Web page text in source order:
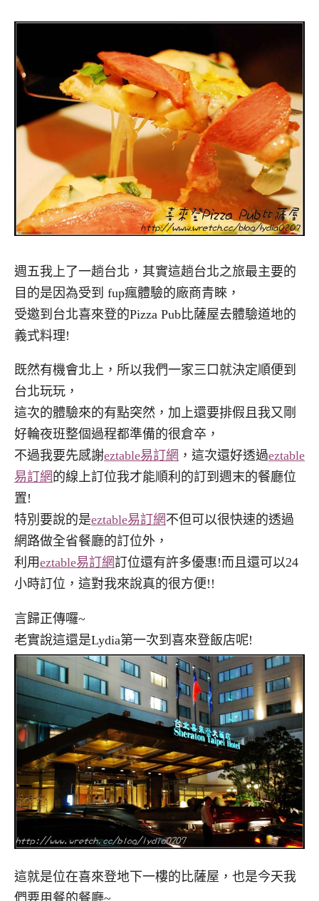
週五我上了一趟台北，其實這趟台北之旅最主要的
目的是因為受到 fup瘋體驗的廠商青睞，
受邀到台北喜來登的Pizza Pub比薩屋去體驗道地的
義式料理!
既然有機會北上，所以我們一家三口就決定順便到
台北玩玩，
這次的體驗來的有點突然，加上還要排假且我又剛
好輪夜班整個過程都準備的很倉卒，
不過我要先感謝eztable易訂網 ，這次還好透過eztable
易訂網 的線上訂位我才能順利的訂到週末的餐廳位
置!
特別要說的是eztable易訂網不但可以很快速的透過
網路做全省餐廳的訂位外，
利用eztable易訂網訂位還有許多優惠!而且還可以24
小時訂位，這對我來說真的很方便!!
言歸正傳囉~
老實說這還是Lydia第一次到喜來登飯店呢!
這就是位在喜來登地下一樓的比薩屋，也是今天我
們要用餐的餐廳~